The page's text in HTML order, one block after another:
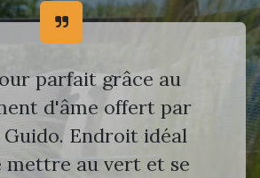
parfait grâce au
d'âme offert par
Endroit idéal
mettre au vert et se